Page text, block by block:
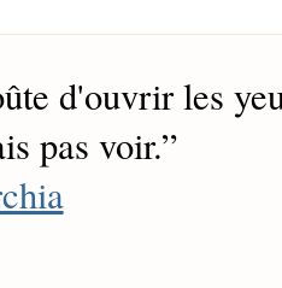
d'ouvrir les
pas voir.”